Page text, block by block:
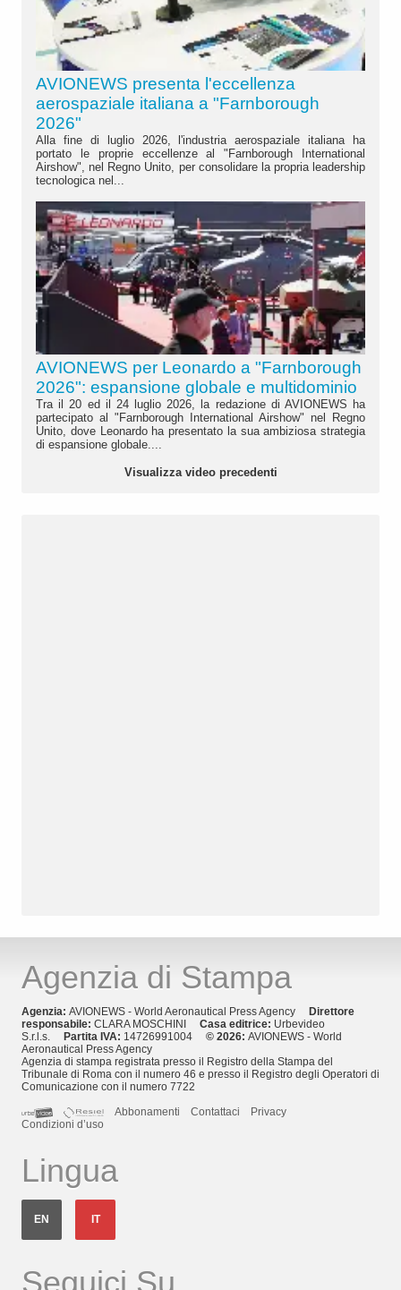
AVIONEWS presenta l'eccellenza
aerospaziale italiana a "Farnborough
2026"
Alla fine di luglio 2026, l'industria aerospaziale italiana ha
portato le proprie eccellenze al "Farnborough International
Airshow", nel Regno Unito, per consolidare la propria leadership
tecnologica nel...
AVIONEWS per Leonardo a "Farnborough
2026": espansione globale e multidominio
Tra il 20 ed il 24 luglio 2026, la redazione di AVIONEWS ha
partecipato al "Farnborough International Airshow" nel Regno
Unito, dove Leonardo ha presentato la sua ambiziosa strategia
di espansione globale....
Visualizza video precedenti
Agenzia di Stampa
Agenzia: AVIONEWS - World Aeronautical Press Agency
Direttore
responsabile: CLARA MOSCHINI Casa editrice: Urbevideo
S.r.l.s.
Partita IVA: 14726991004 © 2026: AVIONEWS - World
Aeronautical Press Agency
Agenzia di stampa registrata presso il Registro della Stampa del
Tribunale di Roma con il numero 46 e presso il Registro degli Operatori di
Comunicazione con il numero 7722
Abbonamenti
Contattaci
Privacy
Condizioni d’uso
Lingua
EN IT
Seguici Su